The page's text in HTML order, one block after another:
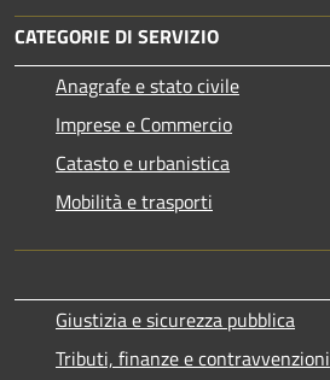
CATEGORIE DI SERVIZIO
Anagrafe e stato civile
Imprese e Commercio
Catasto e urbanistica
Mobilità e trasporti
Giustizia e sicurezza pubblica
Tributi, finanze e contravvenzioni